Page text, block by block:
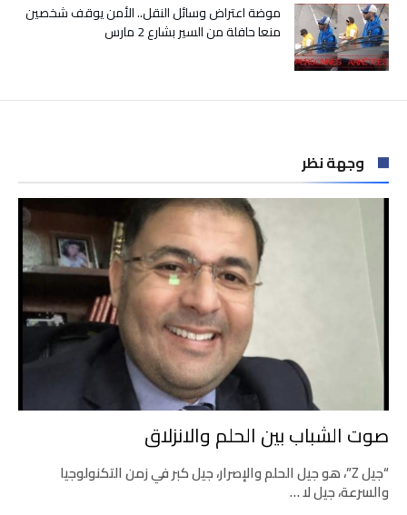
موضة اعتراض وسائل النقل.. الأمن يوقف شخصين
منعا حافلة من السير بشارع 2 مارس
وجهة نظر
صوت الشباب بين الحلم والانزلاق
“جيل Z”، هو جيل الحلم والإصرار، جيل كبر في زمن التكنولوجيا
والسرعة، جيل لا …